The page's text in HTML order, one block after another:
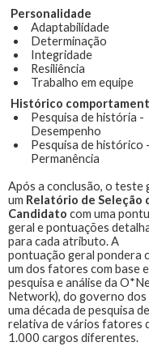
Personalidade
Adaptabilidade
Determinação
Integridade
Resiliência
Trabalho em equipe
Histórico
Pesquisa de história -
Desempenho
Pesquisa de histórico -
Permanência
Após a conclusão, o teste
um Relatório de Seleção
Candidato com uma
geral e pontuações
para cada atributo. A
pontuação geral pondera
um dos fatores com base
pesquisa e análise da
Network), do governo
uma década de pesquisa
relativa de vários fatores
1.000 cargos diferentes.